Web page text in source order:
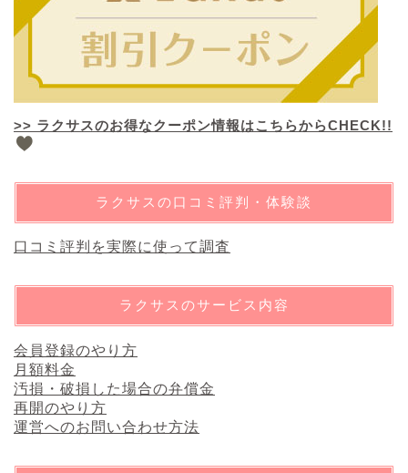
>> ラクサスのお得なクーポン情報はこちらからCHECK!!
ラクサスの口コミ評判・体験談
口コミ評判を実際に使って調査
ラクサスのサービス内容
会員登録のやり方
月額料金
汚損・破損した場合の弁償金
再開のやり方
運営へのお問い合わせ方法